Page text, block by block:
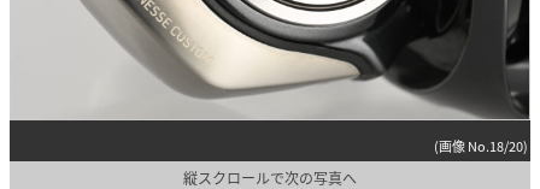
(画像 No.18/20)
縦スクロールで次の写真へ